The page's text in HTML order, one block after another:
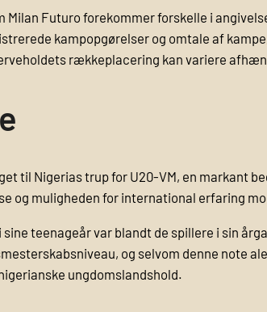
Milan Futuro forekommer forskelle i
kampopgørelser og omtale af
rækkeplacering kan variere
til Nigerias trup for U20-VM, en markant
og muligheden for international erfaring
teenageår var blandt de spillere i sin
og selvom denne note
ungdomslandshold.